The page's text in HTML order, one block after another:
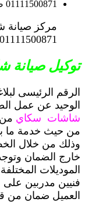
مركز
01111500871 صيانة شاشة sky
توكيل
الرقم الرئيسى
الوحيد عن عمل
شاشات سكاي من
من حيث خدمة ما
وذلك من خلال
خارج الضمان
الموديلات
فنيين مدربين على
العميل ضمان من